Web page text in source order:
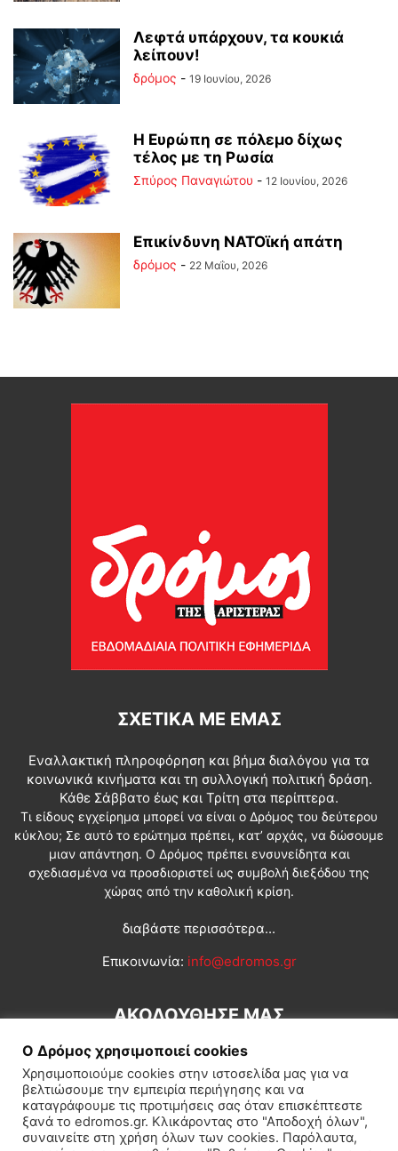
Λεφτά υπάρχουν, τα κουκιά
λείπουν!
δρόμος - 19 Ιουνίου, 2026
Η Ευρώπη σε πόλεμο δίχως
τέλος με τη Ρωσία
Σπύρος Παναγιώτου - 12 Ιουνίου, 2026
Επικίνδυνη ΝΑΤΟϊκή απάτη
δρόμος - 22 Μαΐου, 2026
ΣΧΕΤΙΚΆ ΜΕ ΕΜΆΣ
Εναλλακτική πληροφόρηση και βήμα διαλόγου για τα
κοινωνικά κινήματα και τη συλλογική πολιτική δράση.
Κάθε Σάββατο έως και Τρίτη στα περίπτερα.
Τι είδους εγχείρημα μπορεί να είναι ο Δρόμος του δεύτερου
κύκλου; Σε αυτό το ερώτημα πρέπει, κατ’ αρχάς, να δώσουμε
μιαν απάντηση. Ο Δρόμος πρέπει ενσυνείδητα και
σχεδιασμένα να προσδιοριστεί ως συμβολή διεξόδου της
χώρας από την καθολική κρίση.
διαβάστε περισσότερα...
Επικοινωνία: info@edromos.gr
ΑΚΟΛΟΥΘΗΣΕ ΜΑΣ
Εγγραφή συνδρομητή Πολιτική Διεθνή Κοινωνία
Ο Δρόμος χρησιμοποιεί cookies
Χρησιμοποιούμε cookies στην ιστοσελίδα μας για να
βελτιώσουμε την εμπειρία περιήγησης και να
καταγράφουμε τις προτιμήσεις σας όταν επισκέπτεστε
ξανά το edromos.gr. Κλικάροντας στο "Αποδοχή όλων",
συναινείτε στη χρήση όλων των cookies. Παρόλαυτα,